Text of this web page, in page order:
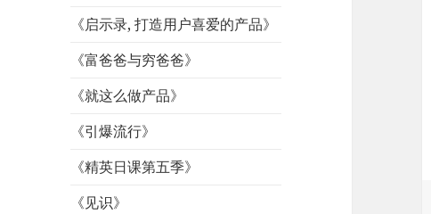
《启示录, 打造用户喜爱的产品》
《富爸爸与穷爸爸》
《就这么做产品》
《引爆流行》
《精英日课第五季》
《见识》